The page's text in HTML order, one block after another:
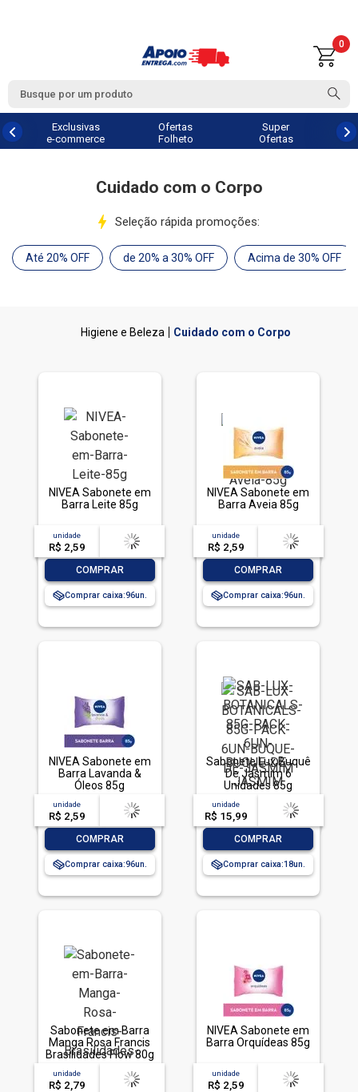
0
Exclusivas
e-commerce
Ofertas
Folheto
Super
Ofertas
Cuidado com o Corpo
Seleção rápida promoções:
Até 20% OFF de 20% a 30% OFF Acima de 30% OFF
Higiene e Beleza Cuidado com o Corpo
NIVEA Sabonete em
Barra Leite 85g
unidade
R$ 2,59
acima de
-- --,--un.
COMPRAR
Comprar caixa:96
NIVEA Sabonete em
Barra Aveia 85g
unidade
R$ 2,59
acima de
-- --,--un.
COMPRAR
Comprar caixa:96
NIVEA Sabonete em
Barra Lavanda &
Óleos 85g
unidade
R$ 2,59
acima de
-- --,--un.
COMPRAR
Comprar caixa:96
Sabonete Lux Buquê
De Jasmim 6
Unidades 85g
unidade
R$ 15,99
acima de
-- --,--un.
COMPRAR
Comprar caixa:18
Sabonete em Barra
Manga Rosa Francis
Brasilidades Flow 80g
unidade
R$ 2,79
acima de
-- --,--un.
NIVEA Sabonete em
Barra Orquídeas 85g
unidade
R$ 2,59
acima de
-- --,--un.